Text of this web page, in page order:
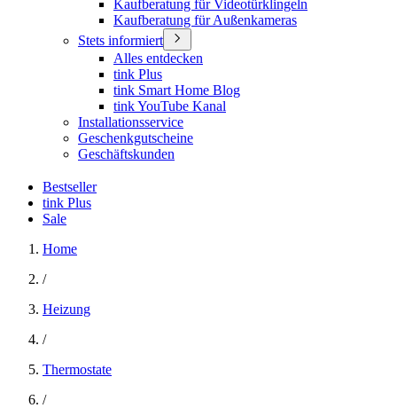
Kaufberatung für Videotürklingeln
Kaufberatung für Außenkameras
Stets informiert
Alles entdecken
tink Plus
tink Smart Home Blog
tink YouTube Kanal
Installationsservice
Geschenkgutscheine
Geschäftskunden
Bestseller
tink Plus
Sale
Home
/
Heizung
/
Thermostate
/